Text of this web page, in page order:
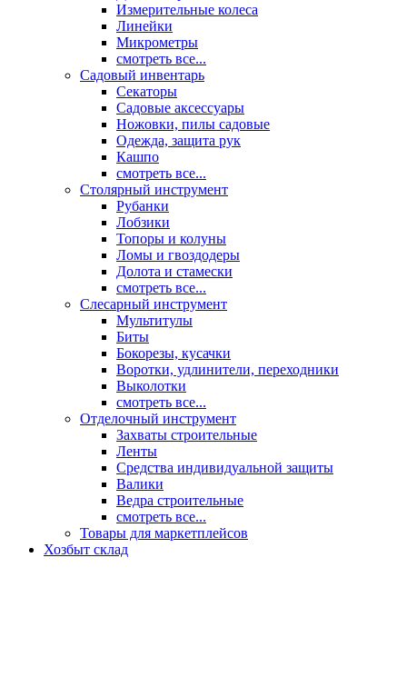
Измерительные колеса
Линейки
Микрометры
смотреть все...
Садовый инвентарь
Секаторы
Садовые аксессуары
Ножовки, пилы садовые
Одежда, защита рук
Кашпо
смотреть все...
Столярный инструмент
Рубанки
Лобзики
Топоры и колуны
Ломы и гвоздодеры
Долота и стамески
смотреть все...
Слесарный инструмент
Мультитулы
Биты
Бокорезы, кусачки
Воротки, удлинители, переходники
Выколотки
смотреть все...
Отделочный инструмент
Захваты строительные
Ленты
Средства индивидуальной защиты
Валики
Ведра строительные
смотреть все...
Товары для маркетплейсов
Хозбыт склад